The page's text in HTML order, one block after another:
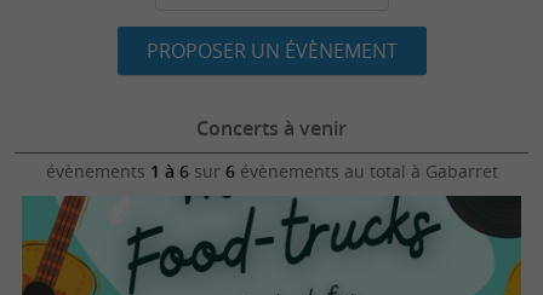
PROPOSER UN ÉVÈNEMENT
Concerts à venir
évènements 1 à 6sur 6évènements au total à Gabarret